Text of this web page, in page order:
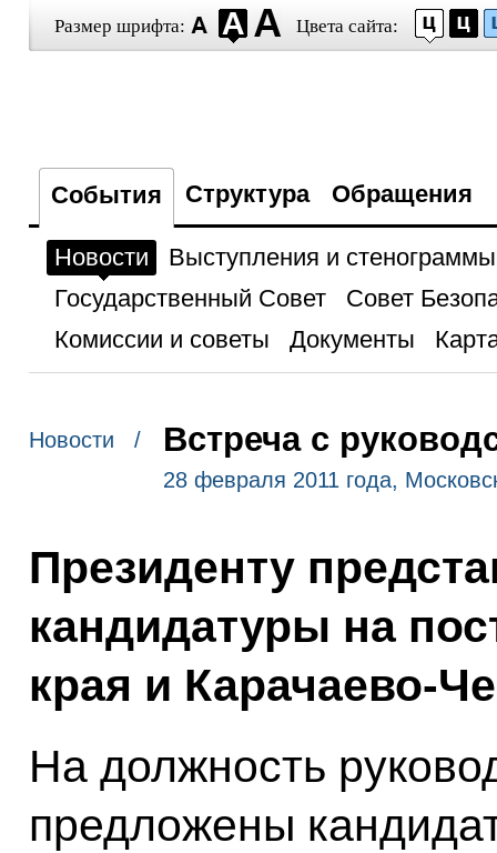
Размер шрифта: Цвета сайта:
События Структура Обращения
Новости
Выступления и стенограммы
Государственный Совет
Совет
Комиссии и советы
Документы
Новости / Встреча с
28 февраля 2011 года,
Президенту
кандидатуры на
края и Карачаево-
На должность
предложены